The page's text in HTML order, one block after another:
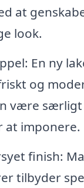
at
look.
En ny
og
være
at imponere.
finish:
tilbyder